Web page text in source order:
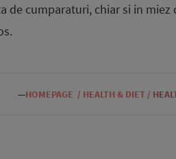
de cumparaturi, chiar si in miez
—HOMEPAGE / HEALTH & DIET /